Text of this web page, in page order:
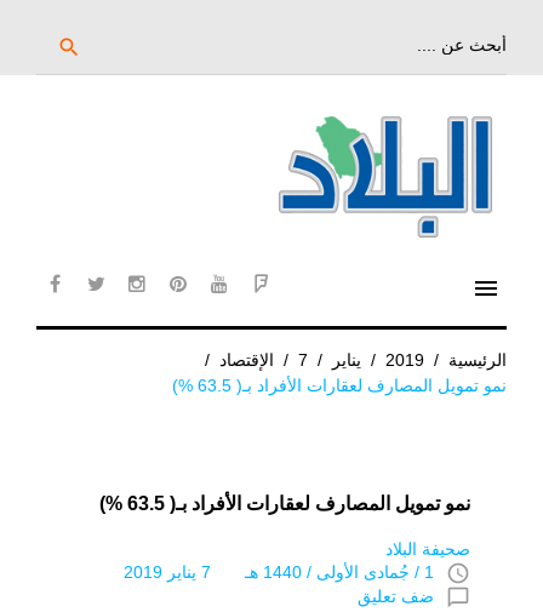
search
menu
الرئيسية /
2019
/ يناير /
7
/ الإقتصاد
/
نمو تمويل المصارف لعقارات الأفراد بـ( 63.5 %)
نمو تمويل المصارف لعقارات الأفراد بـ( 63.5 %)
صحيفة البلاد
access_time 1 / جُمادى اﻷولى / 1440 هـ 7 يناير 2019
chat_bubble_outline ضف تعليق